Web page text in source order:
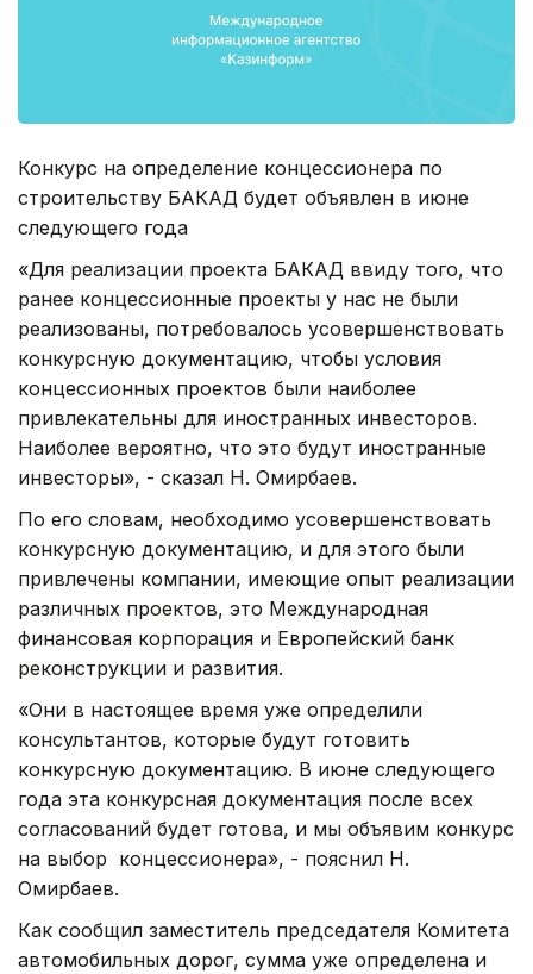
Конкурс на определение концессионера по
строительству БАКАД будет объявлен в июне
следующего года
«Для реализации проекта БАКАД ввиду того, что
ранее концессионные проекты у нас не были
реализованы, потребовалось усовершенствовать
конкурсную документацию, чтобы условия
концессионных проектов были наиболее
привлекательны для иностранных инвесторов.
Наиболее вероятно, что это будут иностранные
инвесторы», - сказал Н. Омирбаев.
По его словам, необходимо усовершенствовать
конкурсную документацию, и для этого были
привлечены компании, имеющие опыт реализации
различных проектов, это Международная
финансовая корпорация и Европейский банк
реконструкции и развития.
«Они в настоящее время уже определили
консультантов, которые будут готовить
конкурсную документацию. В июне следующего
года эта конкурсная документация после всех
согласований будет готова, и мы объявим конкурс
на выбор концессионера», - пояснил Н.
Омирбаев.
Как сообщил заместитель председателя Комитета
автомобильных дорог, сумма уже определена и